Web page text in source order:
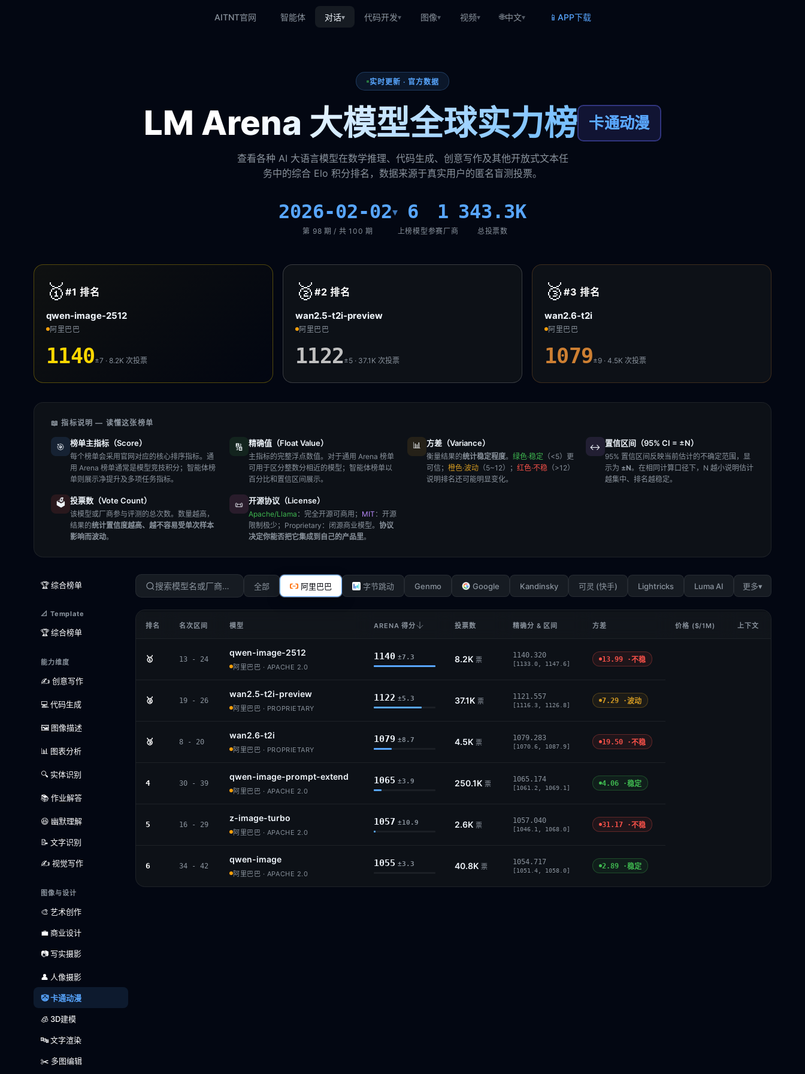
AITNT官网 智能体 对话▾ 代码开发▾ 图像▾ 视频▾ 🌐中文▾ 📱 APP下载
实时更新 · 官方数据
LM Arena 大模型全球实力榜 卡通动漫
查看各种 AI 大语言模型在数学推理、代码生成、创意写作及其他开放式文本任
务中的综合 Elo 积分排名，数据来源于真实用户的匿名盲测投票。
2026-02-02▾
第 98 期 / 共 100 期
6
上榜模型
1
参赛厂商
343.3K
总投票数
🥇 #1排名
qwen-image-2512
阿里巴巴
1140±7 · 8.2K次投票
🥈 #2排名
wan2.5-t2i-preview
阿里巴巴
1122±5 · 37.1K次投票
🥉 #3排名
wan2.6-t2i
阿里巴巴
1079±9 · 4.5K次投票
📖 指标说明 — 读懂这张榜单
🎯 榜单主指标（Score）
每个榜单会采用官网对应的核心排序指标。通
用 Arena 榜单通常是模型竞技积分；智能体榜
单则展示净提升及多项任务指标。
🔢 精确值（Float Value）
主指标的完整浮点数值。对于通用 Arena 榜单
可用于区分整数分相近的模型；智能体榜单以
百分比和置信区间展示。
📊 方差（Variance）
衡量结果的统计稳定程度。 绿色·稳定 （<5）更
可信； 橙色·波动 （5~12）； 红色·不稳 （>12）
说明排名还可能明显变化。
↔️ 置信区间（95% CI = ±N）
95% 置信区间反映当前估计的不确定范围，显
示为 ±N。在相同计算口径下，N 越小说明估计
越集中、排名越稳定。
🗳️ 投票数（Vote Count）
该模型或厂商参与评测的总次数。数量越高，
结果的统计置信度越高、越不容易受单次样本
影响而波动。
📜 开源协议（License）
Apache/Llama ：完全开源可商用； MIT ：开源
限制极少； Proprietary ：闭源商业模型。 协议
决定你能否把它集成到自己的产品里。
🏆 综合榜单
📐 Template
🏆 综合榜单
能力维度
✍️ 创意写作
💻 代码生成
🖼️ 图像描述
📊 图表分析
🔍 实体识别
📚 作业解答
😆 幽默理解
📝 文字识别
✍️ 视觉写作
图像与设计
🎨 艺术创作
💼 商业设计
📷 写实摄影
👤 人像摄影
🤡 卡通动漫
🧊 3D建模
🔤 文字渲染
✂️ 多图编辑
全部 阿里巴巴 字节跳动 Genmo Google Kandinsky 可灵 (快手) Lightricks Luma AI 更多▾
排名 名次区间 模型 ARENA 得分 投票数 精确分 & 区间 方差 价格 ($/1M) 上下文
🥇 13 - 24
qwen-image-2512
阿里巴巴 · APACHE 2.0
1140 ±7.3 8.2K 票
1140.320
[1133.0, 1147.6]
13.99 ·不稳
🥈 19 - 26
wan2.5-t2i-preview
阿里巴巴 · PROPRIETARY
1122 ±5.3 37.1K 票
1121.557
[1116.3, 1126.8]
7.29 ·波动
🥉 8 - 20
wan2.6-t2i
阿里巴巴 · PROPRIETARY
1079 ±8.7 4.5K 票
1079.283
[1070.6, 1087.9]
19.50 ·不稳
4 30 - 39
qwen-image-prompt-extend
阿里巴巴 · APACHE 2.0
1065 ±3.9 250.1K 票
1065.174
[1061.2, 1069.1]
4.06 ·稳定
5 16 - 29
z-image-turbo
阿里巴巴 · APACHE 2.0
1057 ±10.9 2.6K 票
1057.040
[1046.1, 1068.0]
31.17 ·不稳
6 34 - 42
qwen-image
阿里巴巴 · APACHE 2.0
1055 ±3.3 40.8K 票
1054.717
[1051.4, 1058.0]
2.89 ·稳定